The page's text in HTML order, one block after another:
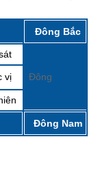
Đông Bắc
Đông
vị
Đông Nam